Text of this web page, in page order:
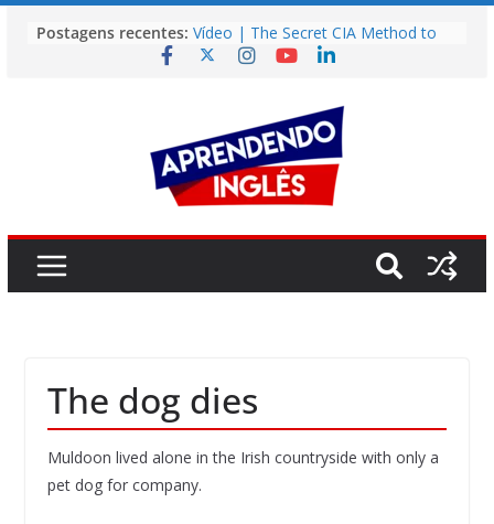
para
Postagens recentes: Vídeo | The Secret CIA Method to
Learn Any Language in 11 Days
Vídeo | Do imaginary friends make
you smarter?
Story | Brasília: The City That Rose
from the Wilderness
Easy English Song | Somewhere
Over the Rainbow (Israel
The dog dies
Muldoon lived alone in the Irish countryside with only a
pet dog for company.